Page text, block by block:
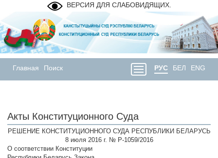
ВЕРСИЯ ДЛЯ СЛАБОВИДЯЩИХ.
Главная Поиск РУС БЕЛ ENG
Акты Конституционного Суда
РЕШЕНИЕ КОНСТИТУЦИОННОГО СУДА РЕСПУБЛИКИ БЕЛАРУСЬ
8 июля 2016 г. № Р-1059/2016
О соответствии Конституции